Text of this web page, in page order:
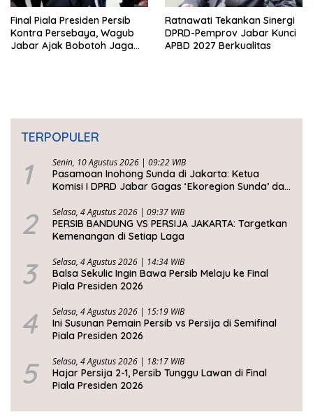
Final Piala Presiden Persib
Kontra Persebaya, Wagub
Jabar Ajak Bobotoh Jaga
Ratnawati Tekankan Sinergi
DPRD-Pemprov Jabar Kunci
APBD 2027 Berkualitas
TERPOPULER
1 Senin, 10 Agustus 2026 | 09:22 WIB
Pasamoan Inohong Sunda di Jakarta: Ketua
Komisi I DPRD Jabar Gagas ‘Ekoregion Sunda’ dan
2 Selasa, 4 Agustus 2026 | 09:37 WIB
PERSIB BANDUNG VS PERSIJA JAKARTA: Targetkan
Kemenangan di Setiap Laga
3 Selasa, 4 Agustus 2026 | 14:34 WIB
Balsa Sekulic Ingin Bawa Persib Melaju ke Final
Piala Presiden 2026
4 Selasa, 4 Agustus 2026 | 15:19 WIB
Ini Susunan Pemain Persib vs Persija di Semifinal
Piala Presiden 2026
5 Selasa, 4 Agustus 2026 | 18:17 WIB
Hajar Persija 2-1, Persib Tunggu Lawan di Final
Piala Presiden 2026